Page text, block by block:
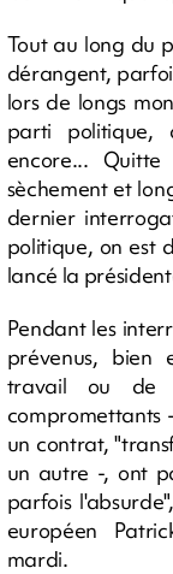
Tout au long du
dérangent,
lors de longs
parti politique,
encore...
sèchement et
dernier
politique, on est
lancé la
Pendant les
prévenus, bien
travail ou de
compromettants
un contrat,
un autre -, ont
parfois
européen
mardi.